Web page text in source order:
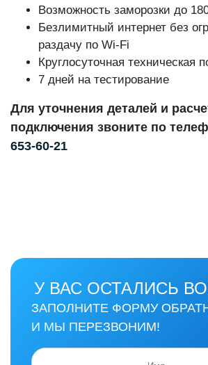
Возможность заморозки до
Безлимитный интернет без
раздачу по Wi-Fi
Круглосуточная техническая
7 дней на тестирование
Для уточнения деталей и
подключения звоните по
653-60-21
У ВАС ОСТАЛИСЬ
ЗАПОЛНИТЕ ФОРМУ
И МЫ ПЕРЕЗВОНИМ!